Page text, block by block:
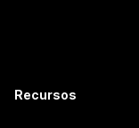
Recursos